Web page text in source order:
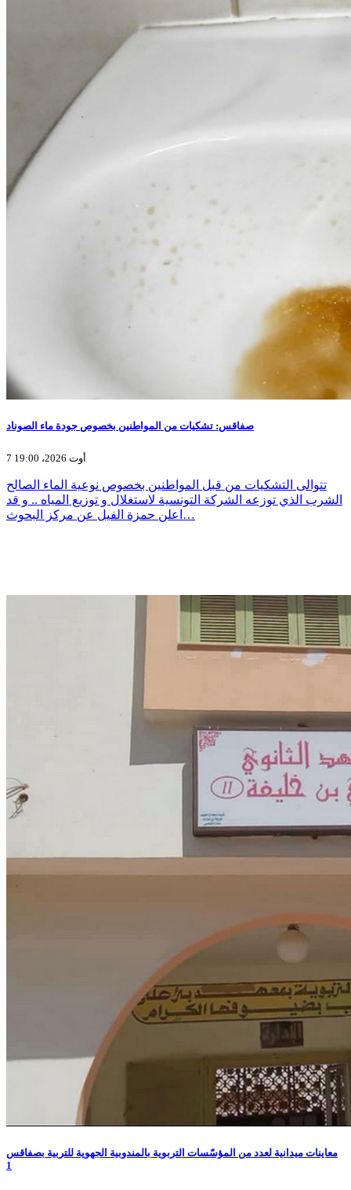
صفاقس: تشكيات من المواطنين بخصوص جودة ماء الصوناد
7 أوت 2026، 19:00
تتوالى التشكيات من قبل المواطنين بخصوص نوعية الماء الصالح
الشرب الذي توزعه الشركة التونسية لاستغلال و توزيع المياه .. و قد
اعلن حمزة الفيل عن مركز البحوث…
معاينات ميدانية لعدد من المؤسّسات التربوية بالمندوبية الجهوية للتربية بصفاقس
1